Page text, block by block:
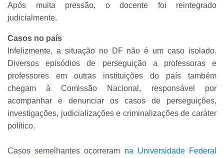
Após muita pressão, o docente foi reintegrado
judicialmente.
Casos no país
Infelizmente, a situação no DF não é um caso isolado.
Diversos episódios de perseguição a professoras e
professores em outras instituições do país também
chegam à Comissão Nacional, responsável por
acompanhar e denunciar os casos de perseguições,
investigações, judicializações e criminalizações de caráter
político.
Casos semelhantes ocorreram na Universidade Federal